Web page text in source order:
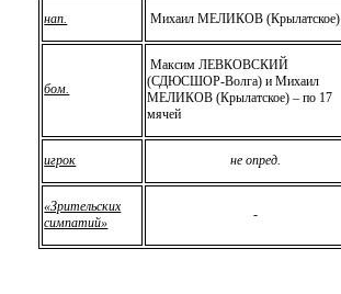
нап. Михаил МЕЛИКОВ (Крылатское)
бом.
Максим ЛЕВКОВСКИЙ
(СДЮСШОР-Волга) и Михаил
МЕЛИКОВ (Крылатское) – по 17
мячей
игрок не опред.
«Зрительских
симпатий»
-